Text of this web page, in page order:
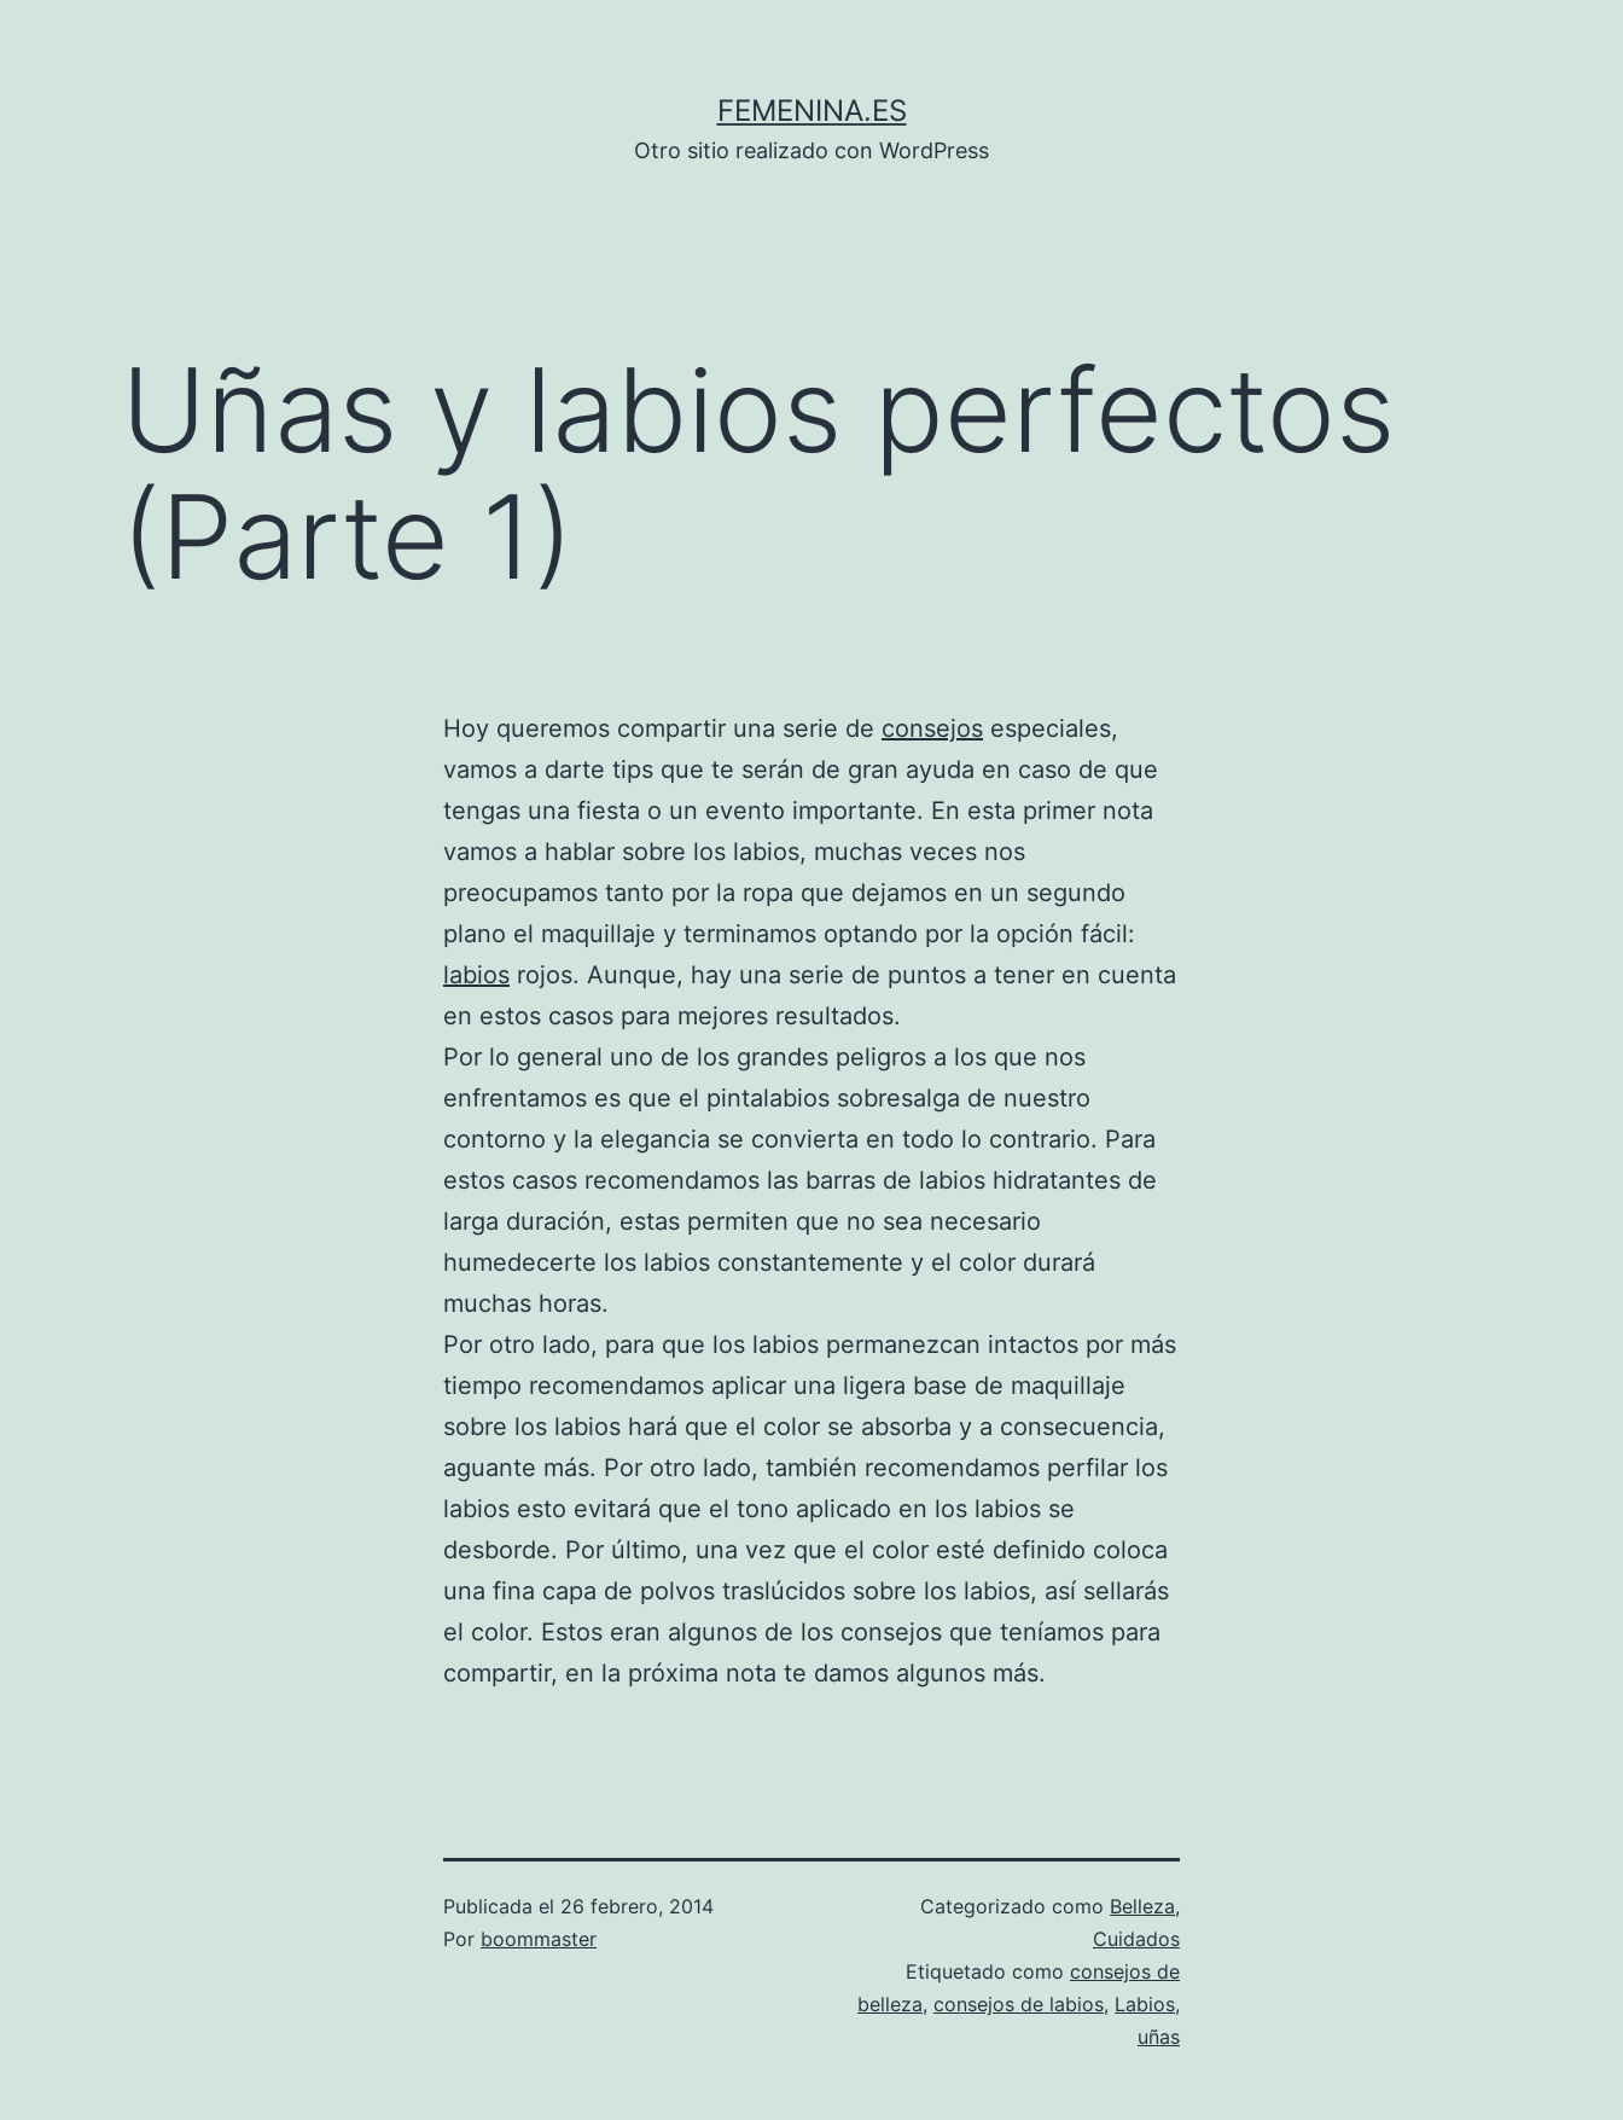
FEMENINA.ES
Otro sitio realizado con WordPress
Uñas y labios perfectos
(Parte 1)
Hoy queremos compartir una serie de consejos especiales,
vamos a darte tips que te serán de gran ayuda en caso de que
tengas una fiesta o un evento importante. En esta primer nota
vamos a hablar sobre los labios, muchas veces nos
preocupamos tanto por la ropa que dejamos en un segundo
plano el maquillaje y terminamos optando por la opción fácil:
labios rojos. Aunque, hay una serie de puntos a tener en cuenta
en estos casos para mejores resultados.
Por lo general uno de los grandes peligros a los que nos
enfrentamos es que el pintalabios sobresalga de nuestro
contorno y la elegancia se convierta en todo lo contrario. Para
estos casos recomendamos las barras de labios hidratantes de
larga duración, estas permiten que no sea necesario
humedecerte los labios constantemente y el color durará
muchas horas.
Por otro lado, para que los labios permanezcan intactos por más
tiempo recomendamos aplicar una ligera base de maquillaje
sobre los labios hará que el color se absorba y a consecuencia,
aguante más. Por otro lado, también recomendamos perfilar los
labios esto evitará que el tono aplicado en los labios se
desborde. Por último, una vez que el color esté definido coloca
una fina capa de polvos traslúcidos sobre los labios, así sellarás
el color. Estos eran algunos de los consejos que teníamos para
compartir, en la próxima nota te damos algunos más.
Publicada el 26 febrero, 2014
Por boommaster
Categorizado como Belleza,
Cuidados
Etiquetado como consejos de
belleza, consejos de labios, Labios,
uñas